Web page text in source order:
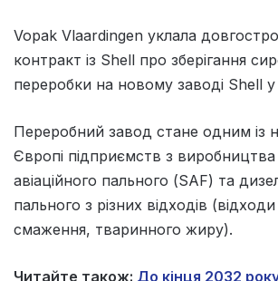
Vopak Vlaardingen уклала
контракт із Shell про зберігання
переробки на новому заводі Shell
Переробний завод стане одним із
Європі підприємств з виробництва
авіаційного пального (SAF) та
пального з різних відходів (відходи
смаження, тваринного жиру).
Читайте також: До кінця 2032